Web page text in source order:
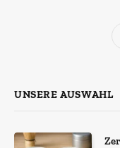
UNSERE AUSWAHL